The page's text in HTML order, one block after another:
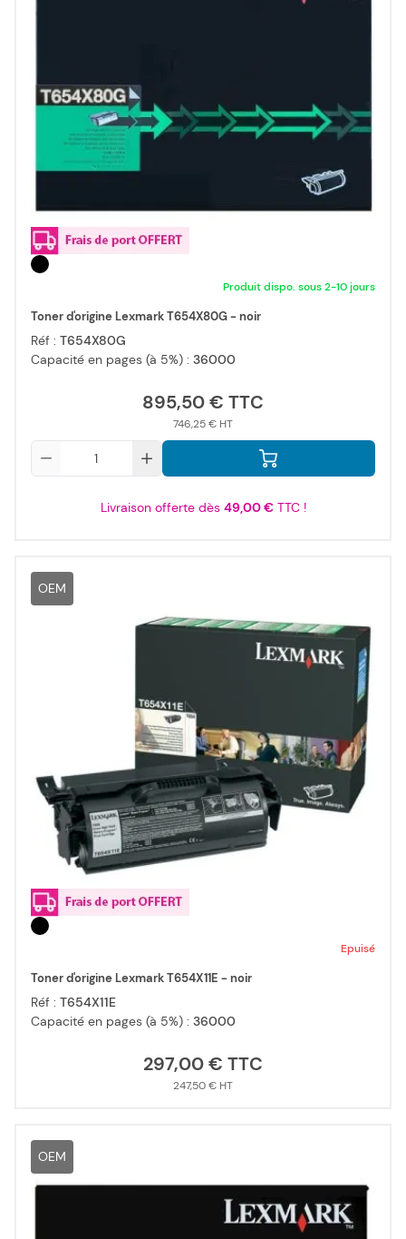
Produit dispo. sous 2-10 jours
Toner d'origine Lexmark T654X80G - noir
Réf : T654X80G
Capacité en pages (à 5%) : 36000
895,50 €
746,25 €
Livraison offerte dès 49,00 €TTC !
OEM
Epuisé
Toner d'origine Lexmark T654X11E - noir
Réf : T654X11E
Capacité en pages (à 5%) : 36000
297,00 €
247,50 €
OEM